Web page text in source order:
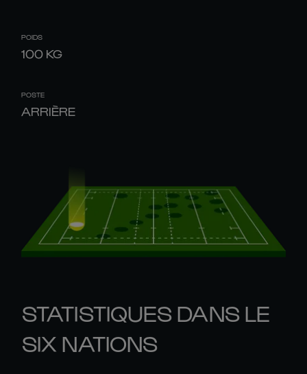
POIDS
100 KG
POSTE
ARRIÈRE
STATISTIQUES DANS LE
SIX NATIONS